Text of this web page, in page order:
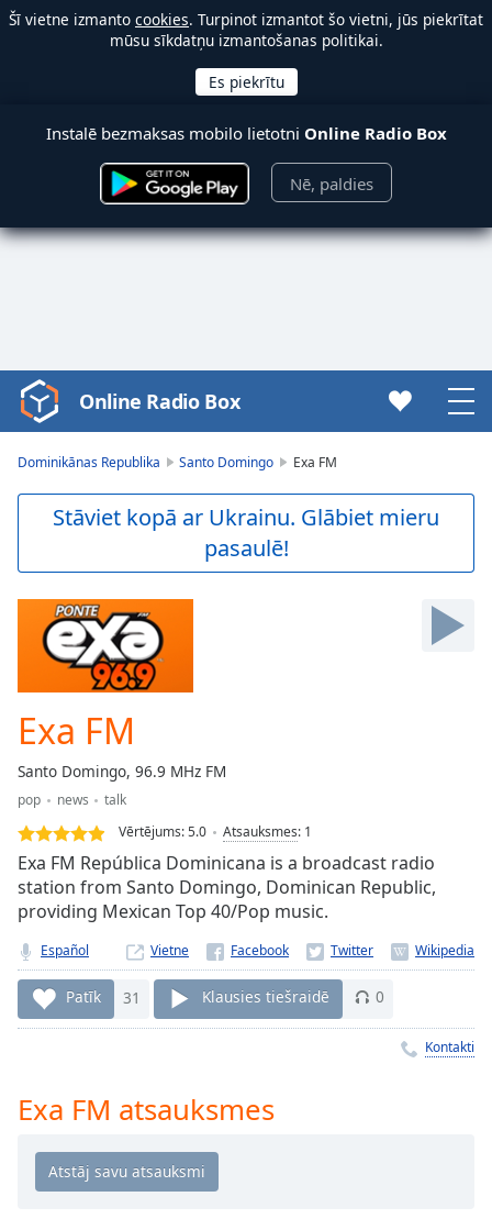
Šī vietne izmanto cookies. Turpinot izmantot šo vietni, jūs piekrītat
mūsu sīkdatņu izmantošanas politikai.
Instalē bezmaksas mobilo lietotni Online Radio Box
Nē, paldies
Video
Player
Skip
Forward
Loaded :
0.00%
Stream
Type
LIVE
Seek to
live,
currently
behind
live
LIVE
Remaining
Time-
Rate
Chapters
Chapters
Online Radio Box
Dominikānas Republika Santo Domingo Exa FM
Stāviet kopā ar Ukrainu. Glābiet mieru
pasaulē!
Exa FM
Santo Domingo, 96.9 MHz FM
pop news
talk
Vērtējums:5.0 Atsauksmes: 1
Exa FM República Dominicana is a broadcast radio
station from Santo Domingo, Dominican Republic,
providing Mexican Top 40/Pop music.
Español Vietne
Patīk 31 Klausies tiešraidē 0
Kontakti
Exa FM atsauksmes